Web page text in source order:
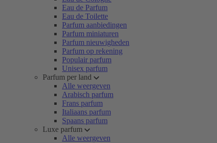
Eau de Parfum
Eau de Toilette
Parfum aanbiedingen
Parfum miniaturen
Parfum nieuwigheden
Parfum op rekening
Populair parfum
Unisex parfum
Parfum per land
Alle weergeven
Arabisch parfum
Frans parfum
Italiaans parfum
Spaans parfum
Luxe parfum
Alle weergeven